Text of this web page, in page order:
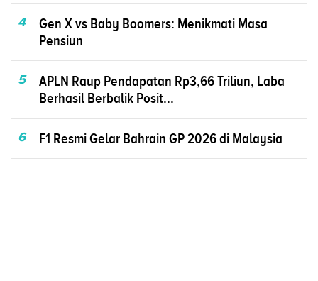
4
Gen X vs Baby Boomers: Menikmati Masa
Pensiun
5
APLN Raup Pendapatan Rp3,66 Triliun, Laba
Berhasil Berbalik Posit...
6 F1 Resmi Gelar Bahrain GP 2026 di Malaysia